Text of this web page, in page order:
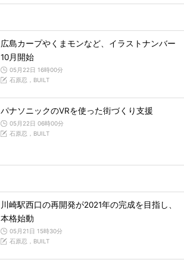
広島カープやくまモンなど、イラストナンバー
10月開始
05月22日 16時00分
石原忍，BUILT
パナソニックのVRを使った街づくり支援
05月22日 06時00分
石原忍，BUILT
川崎駅西口の再開発が2021年の完成を目指し、
本格始動
05月21日 15時30分
石原忍，BUILT